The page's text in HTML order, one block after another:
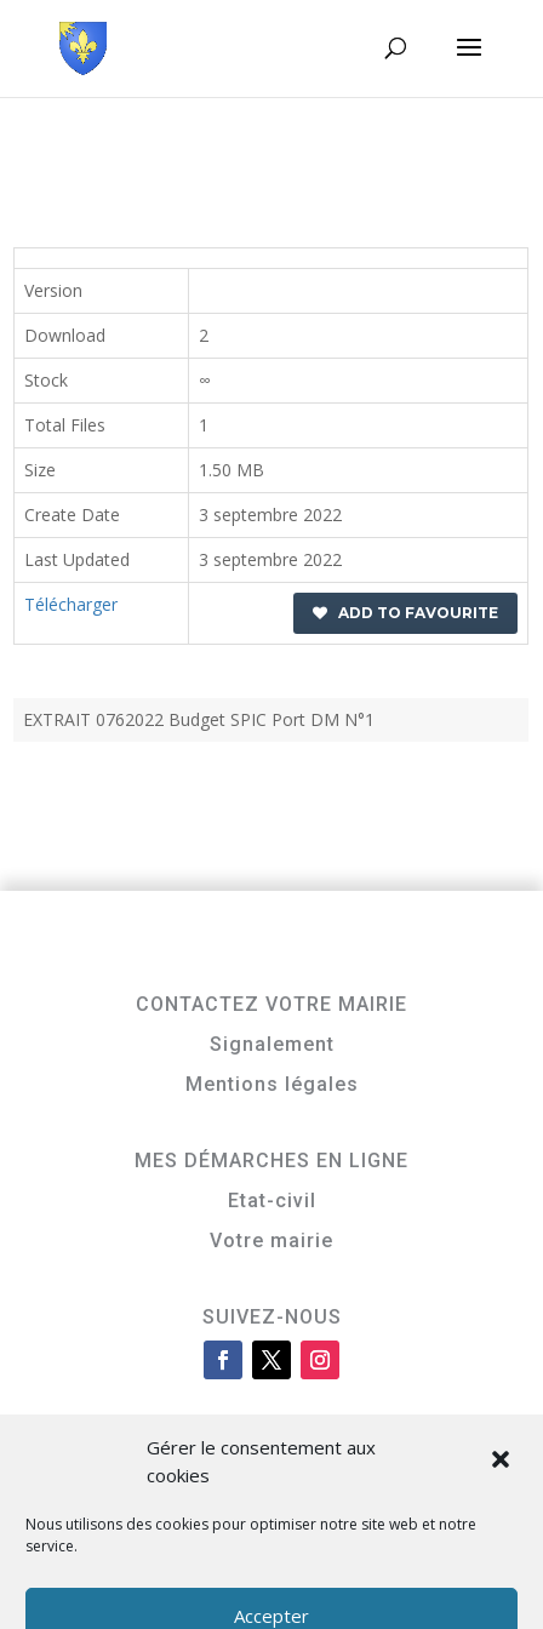
Gérer le consentement aux
cookies
Nous utilisons des cookies pour optimiser notre site web et notre
service.
Accepter
Version
Download
2
Stock
∞
Total Files
1
Size
1.50 MB
Create Date
3 septembre 2022
Last Updated
3 septembre 2022
Télécharger
ADD TO FAVOURITE
EXTRAIT 0762022 Budget SPIC Port DM N°1
CONTACTEZ VOTRE MAIRIE
Signalement
Mentions légales
MES DÉMARCHES EN LIGNE
Etat-civil
Votre mairie
SUIVEZ-NOUS
Cità di L’Isula